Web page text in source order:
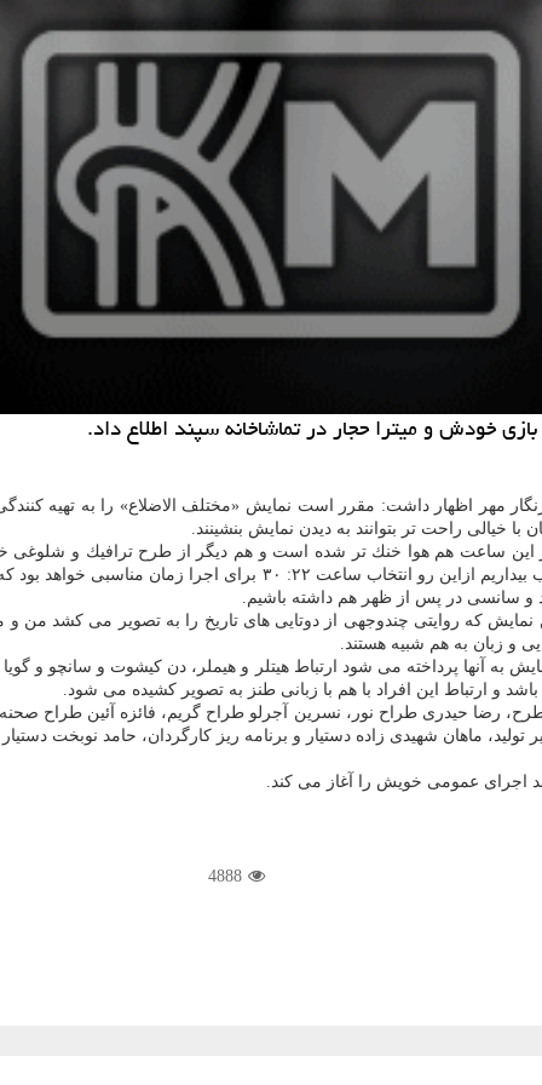
خودش و میترا حجار در تماشاخانه سپند اطلاع داد.
در این ساعت هم هوا خنك تر شده است و هم دیگر از طرح ترافیك و شلوغی
بنشینند. ما ایرانیان هم اغلب افراد شب زنده داری هستیم و تا پاسی از
و زبان به هم شبیه هستند.
به آنها پرداخته می شود ارتباط هیتلر و هیملر، دن كیشوت و سانچو و
و ارتباط این افراد با هم با زبانی طنز به تصویر كشیده می شود.
رضا حیدری طراح نور، نسرین آجرلو طراح گریم، فائزه آئین طراح
ماهان شهیدی زاده دستیار و برنامه ریز كارگردان، حامد نوبخت دستیار
4888